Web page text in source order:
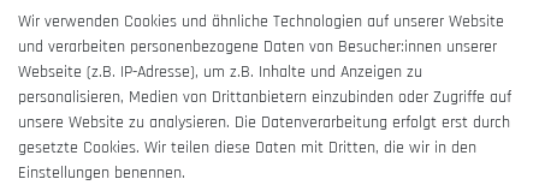
AGB
Impressum
Barrierefreiheitserklärung
Wir verwenden Cookies und ähnliche Technologien auf unserer Website
und verarbeiten personenbezogene Daten von Besucher:innen unserer
Webseite (z.B. IP-Adresse), um z.B. Inhalte und Anzeigen zu
personalisieren, Medien von Drittanbietern einzubinden oder Zugriffe auf
unsere Website zu analysieren. Die Datenverarbeitung erfolgt erst durch
gesetzte Cookies. Wir teilen diese Daten mit Dritten, die wir in den
Einstellungen benennen.